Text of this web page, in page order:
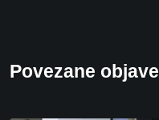
Povezane objave